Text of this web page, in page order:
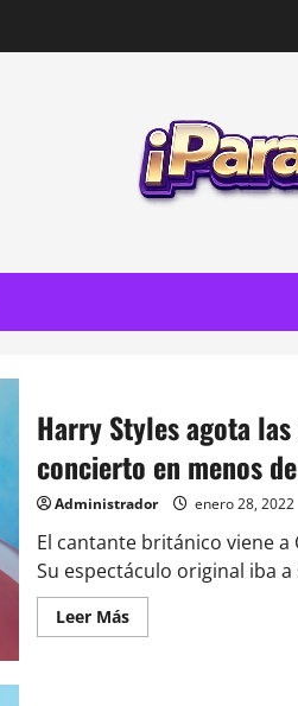
Harry Styles agota
concierto en menos
Administrador enero 28, 2022
El cantante británico viene a
Su espectáculo original iba a
Leer MásLeer
más